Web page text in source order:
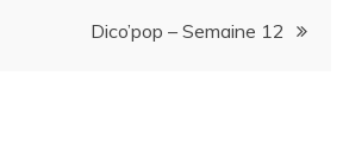
Dico’pop – Semaine 12